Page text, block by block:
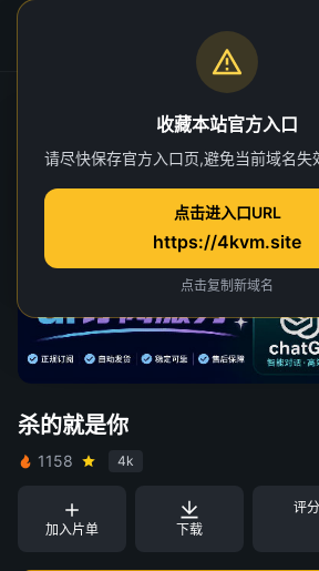
杀的就是你 赞
4K 视频无法播放
杀的就是你
1158
4k
加入片单 下载
评分
收藏本站官方入口
请尽快保存官方入口页,避免当前域名失
点击进入口URL
https://4kvm.site
点击复制新域名